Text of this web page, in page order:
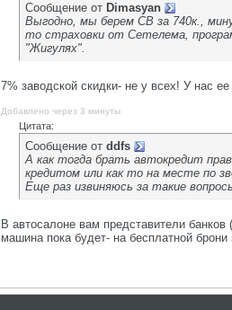
Сообщение от Dimasyan
Выгодно, мы берем СВ за 740к.,
то страховки от Сетелема,
"Жигулях".
7% заводской скидки- не у всех! У нас
Добавлено через 3 минуты
Цитата:
Сообщение от ddfs
А как тогда брать автокредит
кредитом или как то на месте по
Еще раз извиняюсь за такие
В автосалоне вам представители
машина пока будет- на бесплатной брони